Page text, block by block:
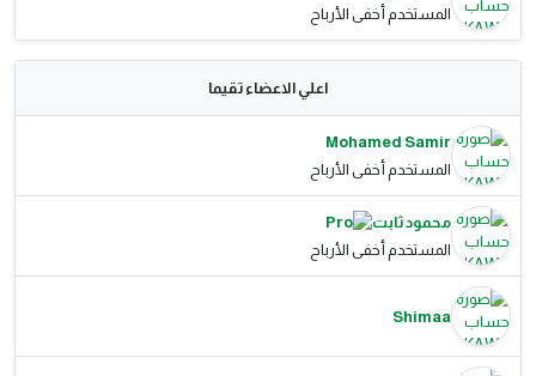
المستخدم أخفى الأرباح
اعلي الاعضاء تقيما
Mohamed Samir
المستخدم أخفى الأرباح
محمود ثابت
المستخدم أخفى الأرباح
Shimaa